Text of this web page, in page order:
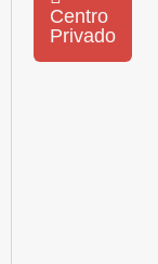
Centro
Privado